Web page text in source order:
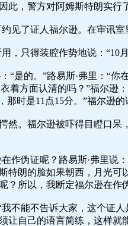
此，警方对阿姆斯特朗实行
见了证人福尔逊。在审讯
，只得装腔作势地说：
“是的。”路易斯·弗里：“
着方面认清的吗？”福尔
时是11点15分。”福尔逊
然。福尔逊被吓得目瞪口
作伪证呢？路易斯·弗里
特朗的脸如果朝西，月光
所以，我断定福尔逊在作
不能不告诉大家，这个证
自己的语言简练，这样